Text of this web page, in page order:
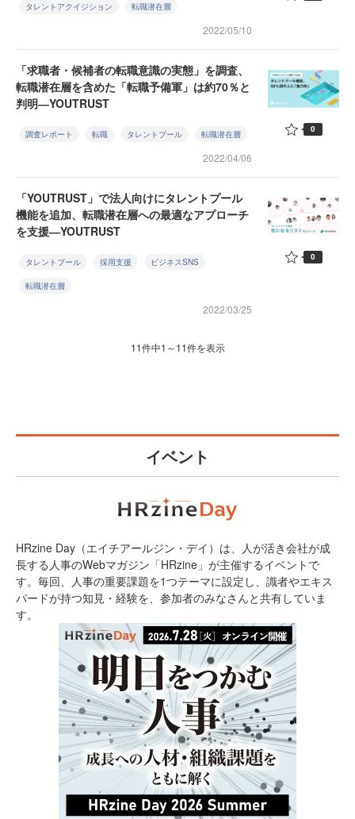
タレントアクイジション 転職潜在層
2022/05/10
「求職者・候補者の転職意識の実態」を調査、
転職潜在層を含めた「転職予備軍」は約70％と
判明―YOUTRUST
調査レポート 転職 タレントプール 転職潜在層
2022/04/06
0
「YOUTRUST」で法人向けにタレントプール
機能を追加、転職潜在層への最適なアプローチ
を支援―YOUTRUST
タレントプール 採用支援 ビジネスSNS
転職潜在層
2022/03/25
0
11件中1～11件を表示
イベント
HRzine Day（エイチアールジン・デイ）は、人が活き会社が成
長する人事のWebマガジン「HRzine」が主催するイベントで
す。毎回、人事の重要課題を1つテーマに設定し、識者やエキス
パードが持つ知見・経験を、参加者のみなさんと共有していま
す。